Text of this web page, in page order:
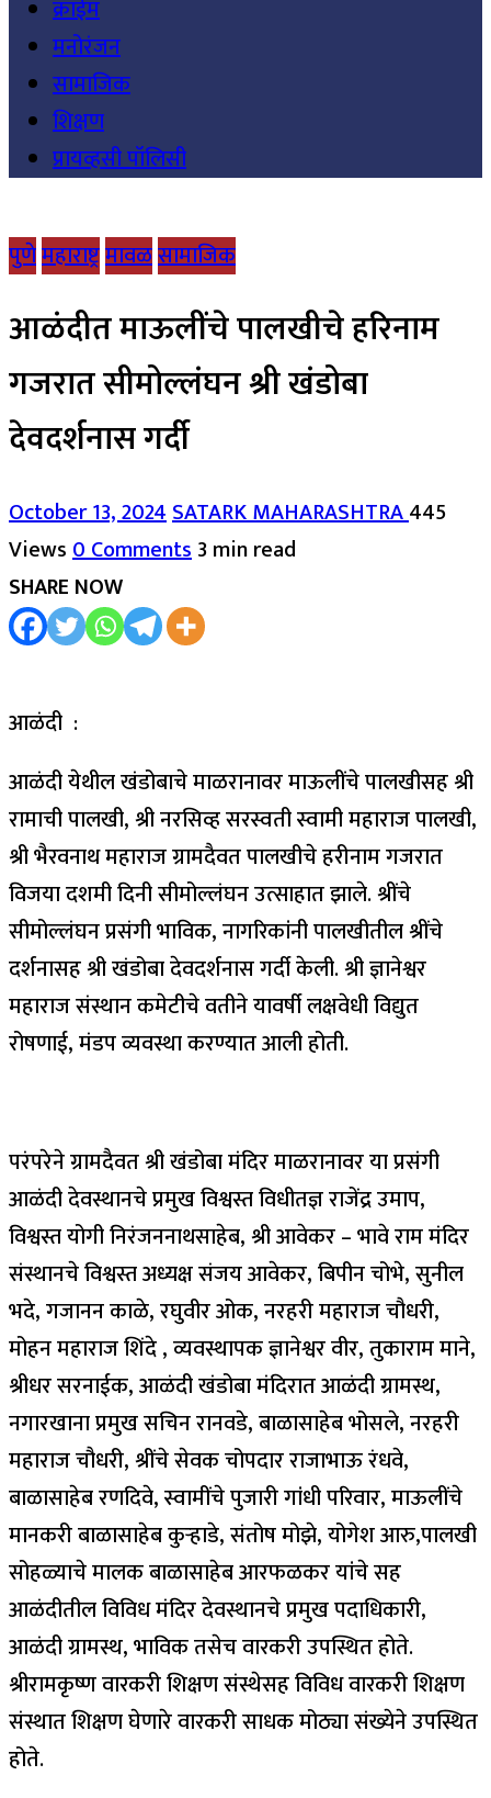
क्राईम
मनोरंजन
सामाजिक
शिक्षण
प्रायव्हसी पॉलिसी
पुणेमहाराष्ट्रमावळसामाजिक
आळंदीत माऊलींचे पालखीचे हरिनाम
गजरात सीमोल्लंघन श्री खंडोबा
देवदर्शनास गर्दी
October 13, 2024SATARK MAHARASHTRA445
Views0 Comments3 min read
SHARE NOW
आळंदी :
आळंदी येथील खंडोबाचे माळरानावर माऊलींचे पालखीसह श्री
रामाची पालखी, श्री नरसिव्ह सरस्वती स्वामी महाराज पालखी,
श्री भैरवनाथ महाराज ग्रामदैवत पालखीचे हरीनाम गजरात
विजया दशमी दिनी सीमोल्लंघन उत्साहात झाले. श्रींचे
सीमोल्लंघन प्रसंगी भाविक, नागरिकांनी पालखीतील श्रींचे
दर्शनासह श्री खंडोबा देवदर्शनास गर्दी केली. श्री ज्ञानेश्वर
महाराज संस्थान कमेटीचे वतीने यावर्षी लक्षवेधी विद्युत
रोषणाई, मंडप व्यवस्था करण्यात आली होती.
परंपरेने ग्रामदैवत श्री खंडोबा मंदिर माळरानावर या प्रसंगी
आळंदी देवस्थानचे प्रमुख विश्वस्त विधीतज्ञ राजेंद्र उमाप,
विश्वस्त योगी निरंजननाथसाहेब, श्री आवेकर – भावे राम मंदिर
संस्थानचे विश्वस्त अध्यक्ष संजय आवेकर, बिपीन चोभे, सुनील
भदे, गजानन काळे, रघुवीर ओक, नरहरी महाराज चौधरी,
मोहन महाराज शिंदे , व्यवस्थापक ज्ञानेश्वर वीर, तुकाराम माने,
श्रीधर सरनाईक, आळंदी खंडोबा मंदिरात आळंदी ग्रामस्थ,
नगारखाना प्रमुख सचिन रानवडे, बाळासाहेब भोसले, नरहरी
महाराज चौधरी, श्रींचे सेवक चोपदार राजाभाऊ रंधवे,
बाळासाहेब रणदिवे, स्वामींचे पुजारी गांधी परिवार, माऊलींचे
मानकरी बाळासाहेब कुऱ्हाडे, संतोष मोझे, योगेश आरु,पालखी
सोहळ्याचे मालक बाळासाहेब आरफळकर यांचे सह
आळंदीतील विविध मंदिर देवस्थानचे प्रमुख पदाधिकारी,
आळंदी ग्रामस्थ, भाविक तसेच वारकरी उपस्थित होते.
श्रीरामकृष्ण वारकरी शिक्षण संस्थेसह विविध वारकरी शिक्षण
संस्थात शिक्षण घेणारे वारकरी साधक मोठ्या संख्येने उपस्थित
होते.